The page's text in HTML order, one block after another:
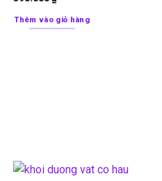
Thêm vào giỏ hàng